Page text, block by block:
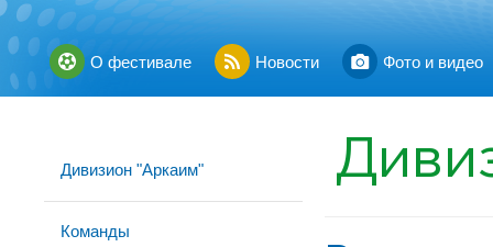
О фестивале Новости Фото и видео
Дивизион "Аркаим"
Команды